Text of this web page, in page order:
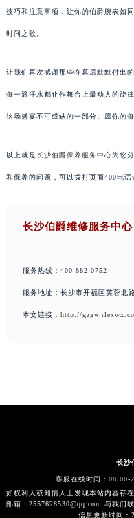
技巧和注意事项，让你的伯爵腕表如
时间之歌。
让我们再次感谢那些在幕后默默付出
每一滴汗水都化作舞台上最动人的
这场盛宴不可或缺的一部分。愿你的
以上就是长沙伯爵保养服务中心为您
和保养的问题，可以拨打页面400电话
长沙伯爵维修服务中心
服务热线：400-882-0752
服务地址：长沙市开福区芙蓉北
本文链接： http://
长沙
客服在线时间：
如权利人或知情人士发现本站内容存
邮箱：2557628530@qq.com 与我们
信息更新时间：